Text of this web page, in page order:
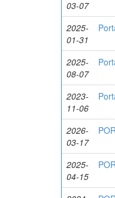
03-07
2025-
01-31
2025-
08-07
2023-
11-06
2026-
03-17
2025-
04-15